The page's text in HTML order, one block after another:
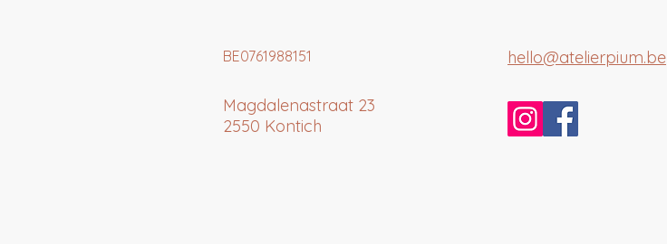
BE0761988151
Magdalenastraat 23
2550 Kontich
hello@atelierpium.be